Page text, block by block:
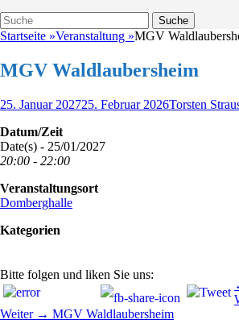
Suche
Suche
nach:
Startseite »Veranstaltung »MGV
MGV Waldlaubersheim
Veröffentlicht
25. Januar 202725. Februar 2026Autor
Torsten
Datum/Zeit
Date(s) - 25/01/2027
20:00 - 22:00
Veranstaltungsort
Domberghalle
Kategorien
Bitte folgen und liken Sie uns:
Beitragsnavigation
Weiter → Nächster
MGV Waldlaubersheim